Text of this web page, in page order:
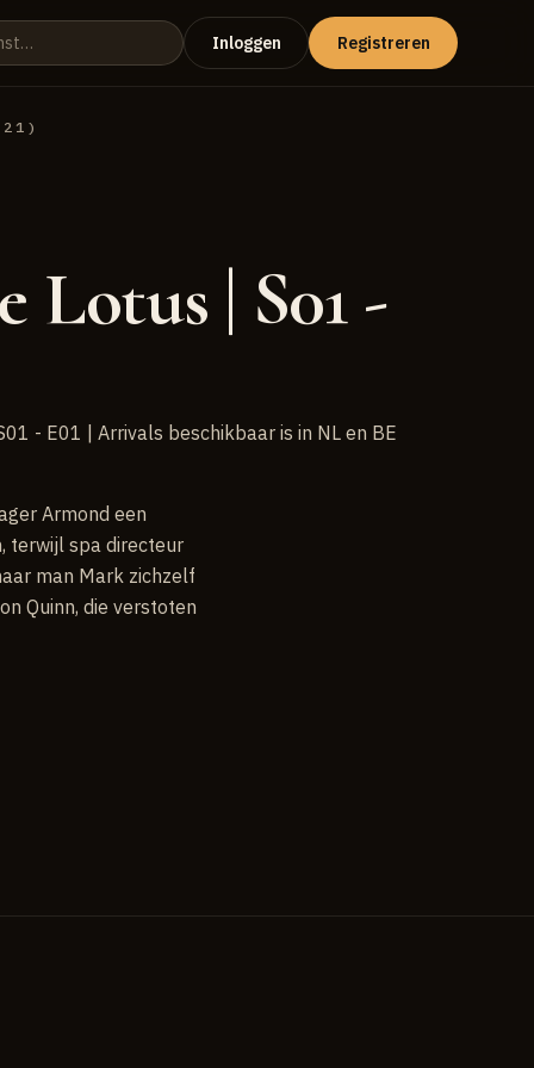
Inloggen Registreren
| S01 -
- E01 | Arrivals beschikbaar is in NL en BE
Armond een
terwijl spa directeur
man Mark zichzelf
Quinn, die verstoten